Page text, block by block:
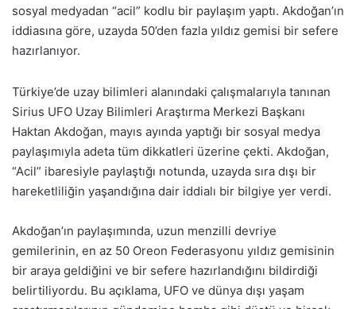
sosyal medyadan “acil” kodlu bir paylaşım yaptı. Akdoğan’ın
iddiasına göre, uzayda 50’den fazla yıldız gemisi bir sefere
hazırlanıyor.
Türkiye’de uzay bilimleri alanındaki çalışmalarıyla tanınan
Sirius UFO Uzay Bilimleri Araştırma Merkezi Başkanı
Haktan Akdoğan, mayıs ayında yaptığı bir sosyal medya
paylaşımıyla adeta tüm dikkatleri üzerine çekti. Akdoğan,
“Acil” ibaresiyle paylaştığı notunda, uzayda sıra dışı bir
hareketliliğin yaşandığına dair iddialı bir bilgiye yer verdi.
Akdoğan’ın paylaşımında, uzun menzilli devriye
gemilerinin, en az 50 Oreon Federasyonu yıldız gemisinin
bir araya geldiğini ve bir sefere hazırlandığını bildirdiği
belirtiliyordu. Bu açıklama, UFO ve dünya dışı yaşam